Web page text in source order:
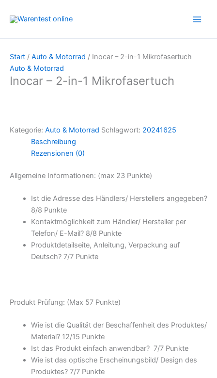
Inhalt
Start / Auto & Motorrad / Inocar – 2-in-1 Mikrofasertuch
Auto & Motorrad
Inocar – 2-in-1 Mikrofasertuch
Kategorie: Auto & Motorrad Schlagwort: 20241625
Beschreibung
Rezensionen (0)
Allgemeine Informationen: (max 23 Punkte)
Ist die Adresse des Händlers/ Herstellers angegeben?
8/8 Punkte
Kontaktmöglichkeit zum Händler/ Hersteller per
Telefon/ E-Mail? 8/8 Punkte
Produktdetailseite, Anleitung, Verpackung auf
Deutsch? 7/7 Punkte
Produkt Prüfung: (Max 57 Punkte)
Wie ist die Qualität der Beschaffenheit des Produktes/
Material? 12/15 Punkte
Ist das Produkt einfach anwendbar? 7/7 Punkte
Wie ist das optische Erscheinungsbild/ Design des
Produktes? 7/7 Punkte